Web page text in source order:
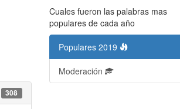
308
Cuales fueron las palabras mas
populares de cada año
Populares 2019
Moderación